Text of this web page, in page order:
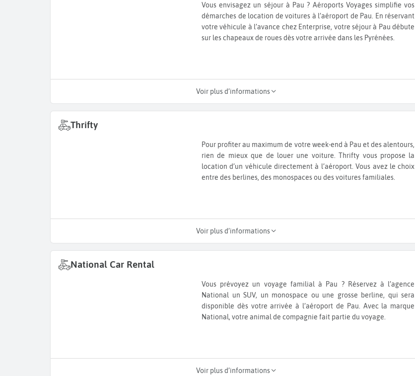
Vous envisagez un séjour à Pau ? Aéroports Voyages simplifie vos
démarches de location de voitures à l’aéroport de Pau. En réservant
votre véhicule à l’avance chez Enterprise, votre séjour à Pau débute
sur les chapeaux de roues dès votre arrivée dans les Pyrénées.
Voir plus d’informations
Thrifty
Pour profiter au maximum de votre week-end à Pau et des alentours,
rien de mieux que de louer une voiture. Thrifty vous propose la
location d’un véhicule directement à l’aéroport. Vous avez le choix
entre des berlines, des monospaces ou des voitures familiales.
Voir plus d’informations
National Car Rental
Vous prévoyez un voyage familial à Pau ? Réservez à l’agence
National un SUV, un monospace ou une grosse berline, qui sera
disponible dès votre arrivée à l’aéroport de Pau. Avec la marque
National, votre animal de compagnie fait partie du voyage.
Voir plus d’informations